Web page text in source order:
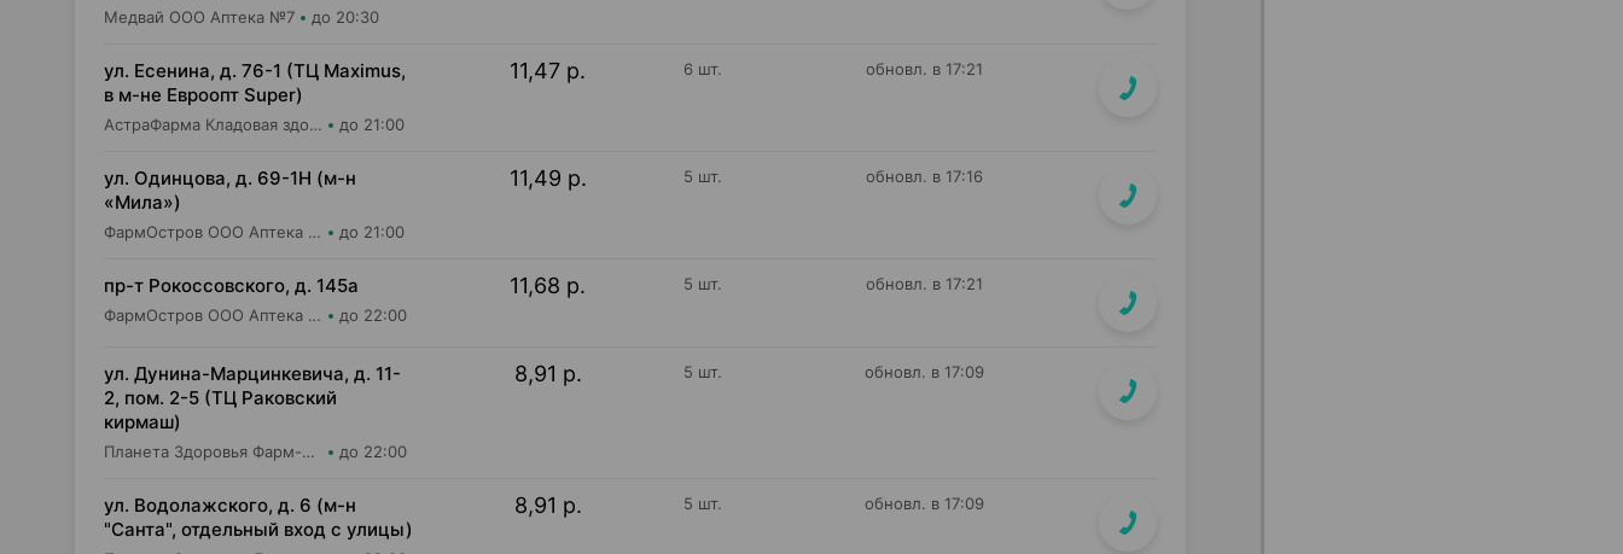
Медвай ООО Аптека №7 до 20:30
ул. Есенина, д. 76-1 (ТЦ Maximus,
в м-не Евроопт Super)
АстраФарма Кладовая здоровья ООО Аптека №9 до 21:00
11,47 р. 6 шт. обновл. в 17:21
ул. Одинцова, д. 69-1Н (м-н
«Мила»)
ФармОстров ООО Аптека №16 на Одинцова до 21:00
11,49 р. 5 шт. обновл. в 17:16
пр-т Рокоссовского, д. 145а
ФармОстров ООО Аптека №9 на Рокоссовского до 22:00
11,68 р. 5 шт. обновл. в 17:21
ул. Дунина-Марцинкевича, д. 11-
2, пом. 2-5 (ТЦ Раковский
кирмаш)
Планета Здоровья Фарм-Продукт ОДО Аптека №24 до 22:00
8,91 р. 5 шт. обновл. в 17:09
ул. Водолажского, д. 6 (м-н
"Санта", отдельный вход с улицы)
8,91 р. 5 шт. обновл. в 17:09